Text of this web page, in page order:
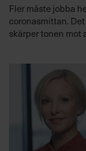
Fler måste jobba
coronasmittan.
skärper tonen mot